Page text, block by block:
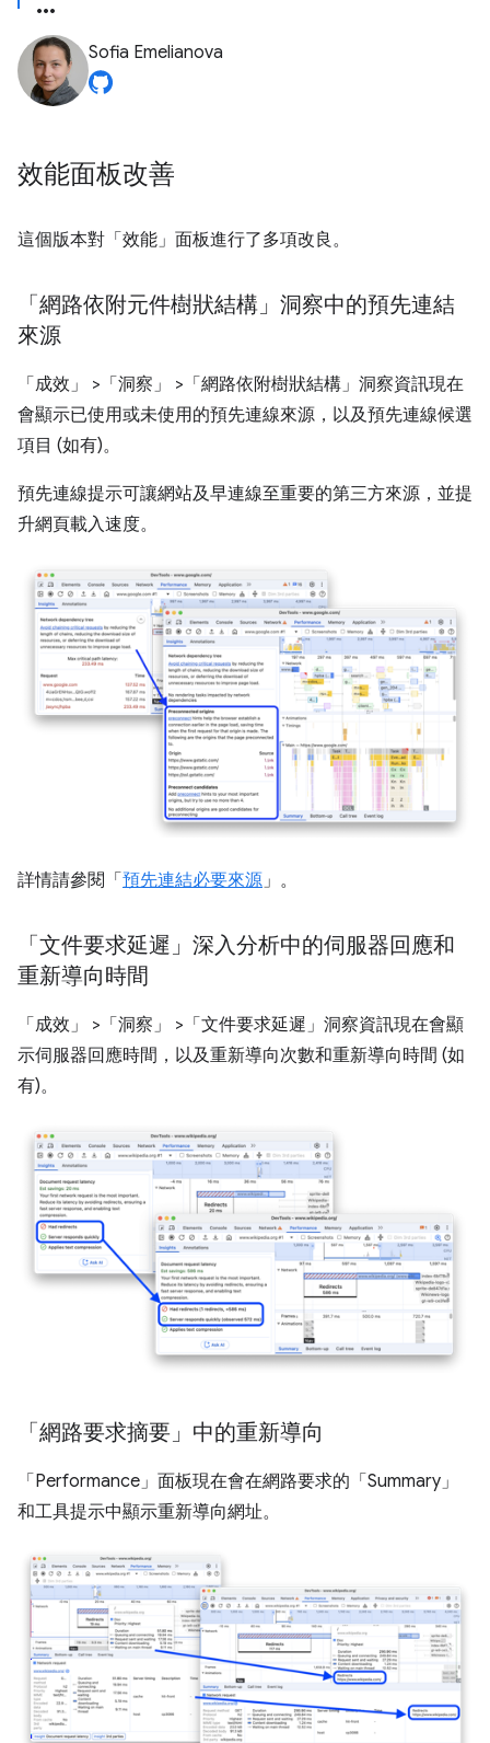
Sofia Emelianova
效能面板改善
這個版本對「效能」 面板進行了多項改良。
「網路依附元件樹狀結構」洞察中的預先連結
來源
「成效」 >「洞察」 >「網路依附樹狀結構」 洞察資訊現在
會顯示已使用或未使用的預先連線來源，以及預先連線候選
項目 (如有)。
預先連線提示可讓網站及早連線至重要的第三方來源，並提
升網頁載入速度。
詳情請參閱「預先連結必要來源 」。
「文件要求延遲」深入分析中的伺服器回應和
重新導向時間
「成效」 >「洞察」 >「文件要求延遲」 洞察資訊現在會顯
示伺服器回應時間，以及重新導向次數和重新導向時間 (如
有)。
「網路要求摘要」中的重新導向
「Performance」 面板現在會在網路要求的「Summary」
和工具提示中顯示重新導向網址。